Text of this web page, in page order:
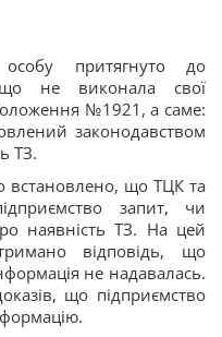
притягнуто до
що не виконала свої
№1921, а саме:
законодавством
ТЗ.
встановлено, що ТЦК та
запит, чи
наявність ТЗ. На цей
відповідь, що
не надавалась.
що підприємство